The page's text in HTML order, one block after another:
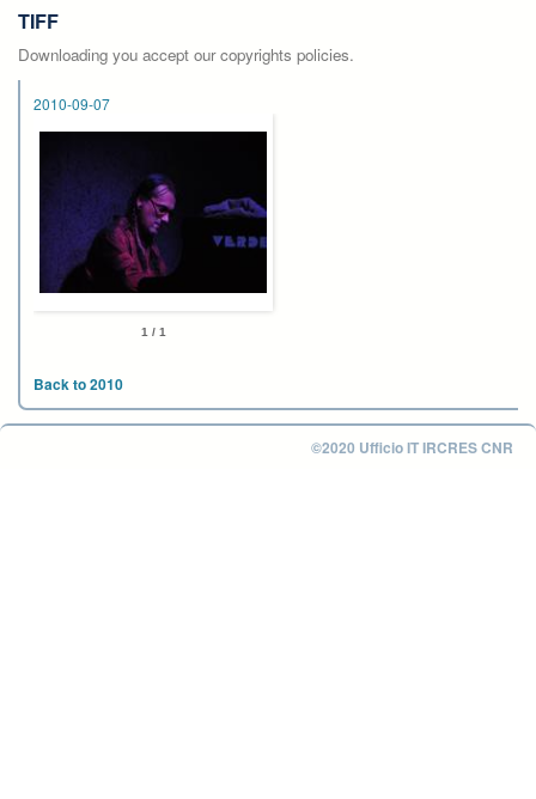
TIFF
Downloading you accept our copyrights policies.
2010-09-07
1 / 1
Back to 2010
©2020 Ufficio IT IRCRES CNR